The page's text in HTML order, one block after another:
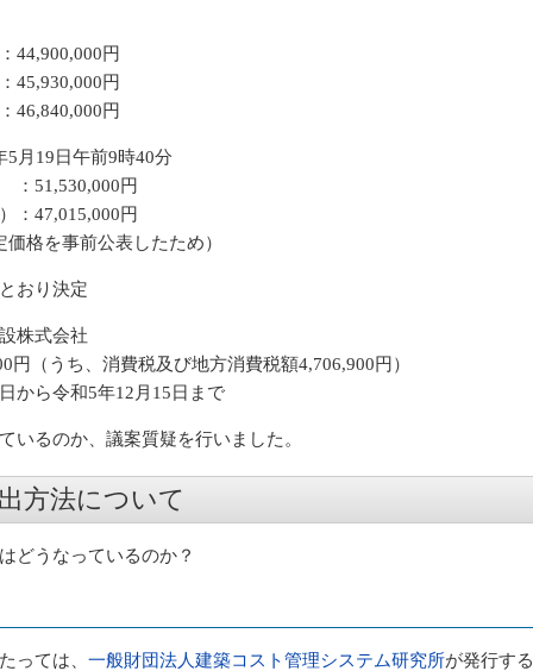
44,900,000円
円
46,840,000円
5月19日午前9時40分
51,530,000円
：47,015,000円
格を事前公表したため）
おり決定
株式会社
円（うち、消費税及び地方消費税額4,706,900円）
から令和5年12月15日まで
いるのか、議案質疑を行いました。
方法について
どうなっているのか？
っては、 一般財団法人建築コスト管理システム研究所が発行する